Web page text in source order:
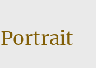
Portrait